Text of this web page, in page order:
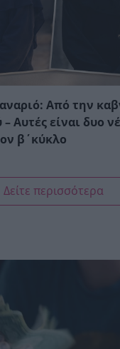
Από την
Αυτές είναι δυο
β΄κύκλο
Δείτε περισσότερα